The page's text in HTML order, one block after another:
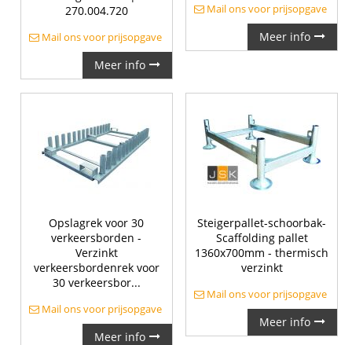
270.004.720
Mail ons voor prijsopgave
Meer info
Mail ons voor prijsopgave
Meer info
Opslagrek voor 30
verkeersborden -
Verzinkt
verkeersbordenrek voor
30 verkeersbor...
Mail ons voor prijsopgave
Meer info
Steigerpallet-schoorbak-
Scaffolding pallet
1360x700mm - thermisch
verzinkt
Mail ons voor prijsopgave
Meer info